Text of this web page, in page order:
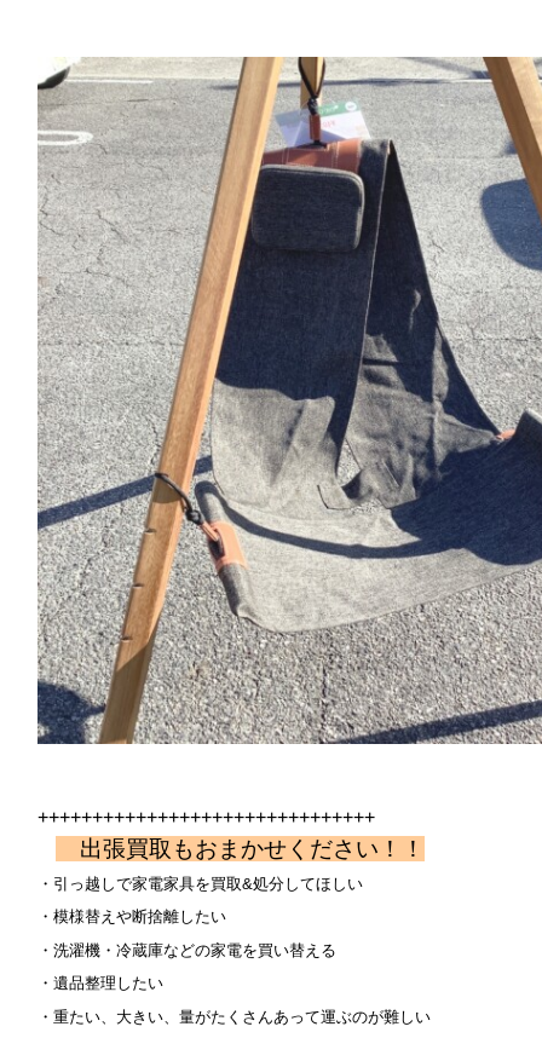
+++++++++++++++++++++++++++++++
出張買取もおまかせください！！
・引っ越しで家電家具を買取&処分してほしい
・模様替えや断捨離したい
・洗濯機・冷蔵庫などの家電を買い替える
・遺品整理したい
・重たい、大きい、量がたくさんあって運ぶのが難しい